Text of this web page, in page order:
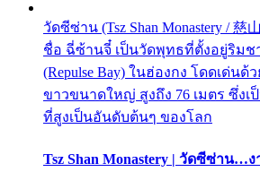
วัดซีซ่าน (Tsz Shan Monastery /
ชื่อ ฉี่ซ้านจี๋ เป็นวัดพุทธที่ตั้งอยู่ริมช
(Repulse Bay) ในฮ่องกง โดดเด่น
ขาวขนาดใหญ่ สูงถึง 76 เมตร ซึ่งเ
ที่สูงเป็นอันดับต้นๆ ของโลก
Tsz Shan Monastery | วัดซีซ่าน…